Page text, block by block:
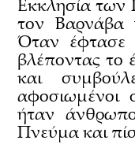
Εκκλησία των
τον Βαρνάβα
Όταν έφτασε
βλέποντας το
και
ήταν
Πνεύμα και